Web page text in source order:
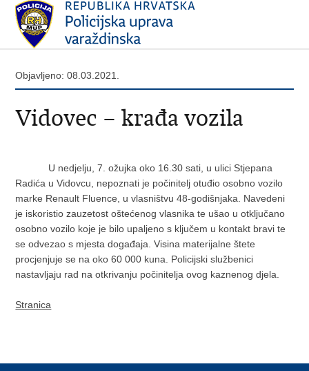
Objavljeno: 08.03.2021.
Vidovec – krađa vozila
U nedjelju, 7. ožujka oko 16.30 sati, u ulici Stjepana
Radića u Vidovcu, nepoznati je počinitelj otuđio osobno vozilo
marke Renault Fluence, u vlasništvu 48-godišnjaka. Navedeni
je iskoristio zauzetost oštećenog vlasnika te ušao u otključano
osobno vozilo koje je bilo upaljeno s ključem u kontakt bravi te
se odvezao s mjesta događaja. Visina materijalne štete
procjenjuje se na oko 60 000 kuna. Policijski službenici
nastavljaju rad na otkrivanju počinitelja ovog kaznenog djela.
Stranica